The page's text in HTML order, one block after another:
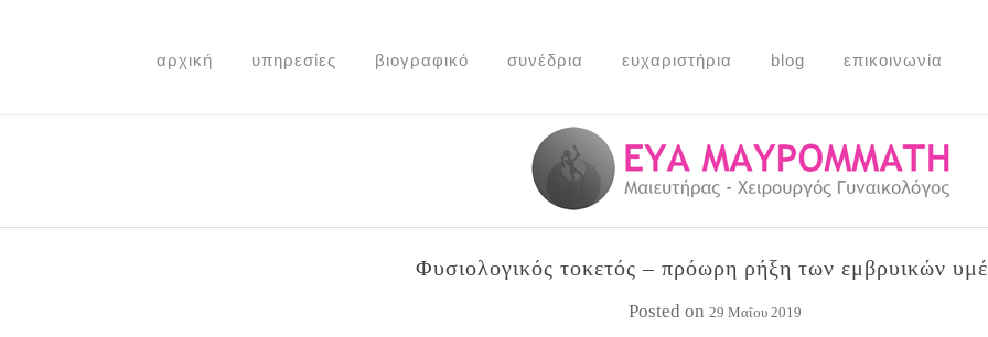
αρχική υπηρεσίες βιογραφικό συνέδρια ευχαριστήρια blog επικοινωνία
Φυσιολογικός τοκετός – πρόωρη ρήξη των εμβρυικών
Posted on29 Μαΐου 2019